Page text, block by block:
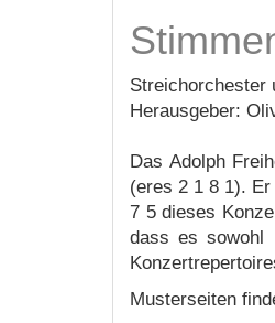
Streichorchester
Herausgeber:
Das Adolph
(eres 2 1 8 1).
7 5 dieses
dass es sowohl
Musterseiten